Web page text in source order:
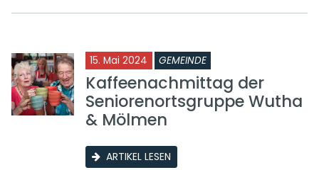
15. Mai 2024 GEMEINDE
Kaffeenachmittag der
Seniorenortsgruppe Wutha
& Mölmen
ARTIKEL LESEN